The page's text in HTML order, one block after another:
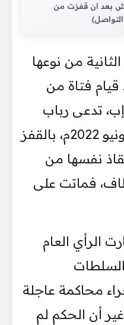
بعد ان قفزت من
من نوعها
قيام فتاة من
تدعى رباب
أحمد علي، بتاريخ 19 يونيو 2022م، بالقفز
نفسها من
فماتت على
الرأي العام
السلطات
محاكمة عاجلة
أن الحكم لم